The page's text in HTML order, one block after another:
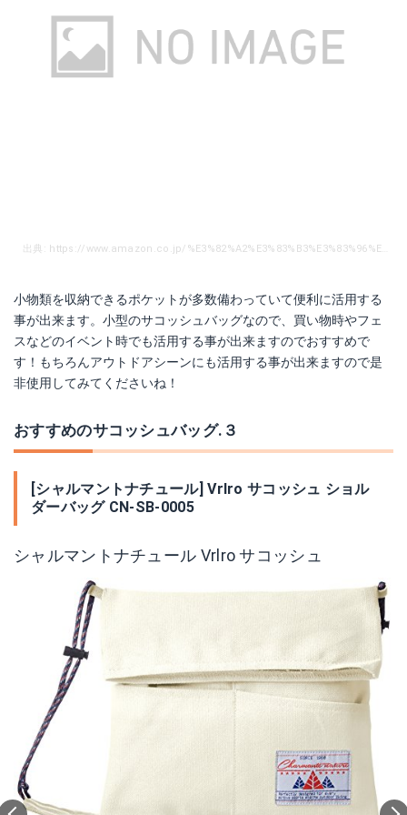
小物類を収納できるポケットが多数備わっていて便利に活用する
事が出来ます。小型のサコッシュバッグなので、買い物時やフェ
スなどのイベント時でも活用する事が出来ますのでおすすめで
す！もちろんアウトドアシーンにも活用する事が出来ますので是
非使用してみてくださいね！
おすすめのサコッシュバッグ.３
[シャルマントナチュール] Vrlro サコッシュ ショル
ダーバッグ CN-SB-0005
シャルマントナチュール Vrlro サコッシュ